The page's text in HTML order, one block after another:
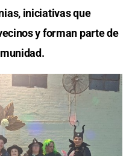
iniciativas que
y forman parte de